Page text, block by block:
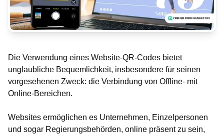
Die Verwendung eines Website-QR-Codes bietet
unglaubliche Bequemlichkeit, insbesondere für seinen
vorgesehenen Zweck: die Verbindung von Offline- mit
Online-Bereichen.
Websites ermöglichen es Unternehmen, Einzelpersonen
und sogar Regierungsbehörden, online präsent zu sein,